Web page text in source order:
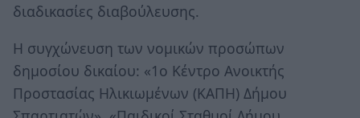
διαδικασίες διαβούλευσης.
Η συγχώνευση των νομικών προσώπων
δημοσίου δικαίου: «1ο Κέντρο Ανοικτής
Προστασίας Ηλικιωμένων (ΚΑΠΗ) Δήμου